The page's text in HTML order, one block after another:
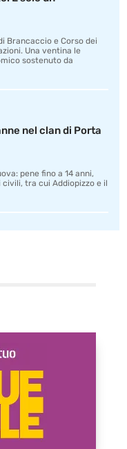
Brancaccio e Corso dei
Una ventina le
sostenuto da
nel clan di Porta
pene fino a 14 anni,
tra cui Addiopizzo e il